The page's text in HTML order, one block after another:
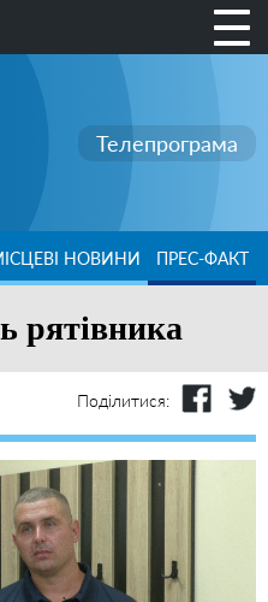
Телепрограма
НОВИНИ ПРЕС-ФАКТ
рятівника
Поділитися: